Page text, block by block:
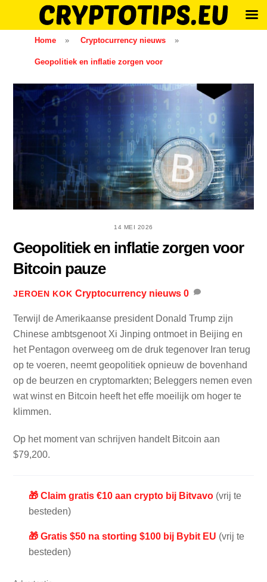
Home » Cryptocurrency nieuws »
Geopolitiek en inflatie zorgen voor
14 MEI 2026
Geopolitiek en inflatie zorgen voor
Bitcoin pauze
JEROEN KOK Cryptocurrency nieuws 0
Terwijl de Amerikaanse president Donald Trump zijn
Chinese ambtsgenoot Xi Jinping ontmoet in Beijing en
het Pentagon overweeg om de druk tegenover Iran terug
op te voeren, neemt geopolitiek opnieuw de bovenhand
op de beurzen en cryptomarkten; Beleggers nemen even
wat winst en Bitcoin heeft het effe moeilijk om hoger te
klimmen.
Op het moment van schrijven handelt Bitcoin aan
$79,200.
🎁 Claim gratis €10 aan crypto bij Bitvavo (vrij te
besteden)
🎁 Gratis $50 na storting $100 bij Bybit EU (vrij te
besteden)